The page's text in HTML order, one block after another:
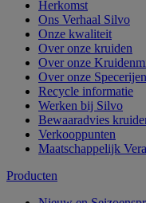
Herkomst
Ons Verhaal Silvo
Onze kwaliteit
Over onze kruiden
Over onze
Over onze Specerijen
Recycle informatie
Werken bij Silvo
Bewaaradvies
Verkooppunten
Maatschappelijk
Producten